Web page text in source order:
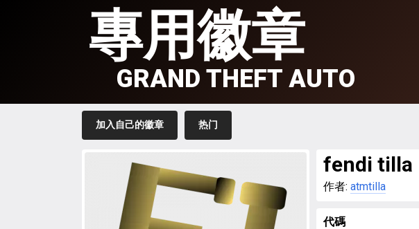
專用徽章
GRAND THEFT AUTO
加入自己的徽章 热门
fendi tilla
作者: atmtilla
代碼